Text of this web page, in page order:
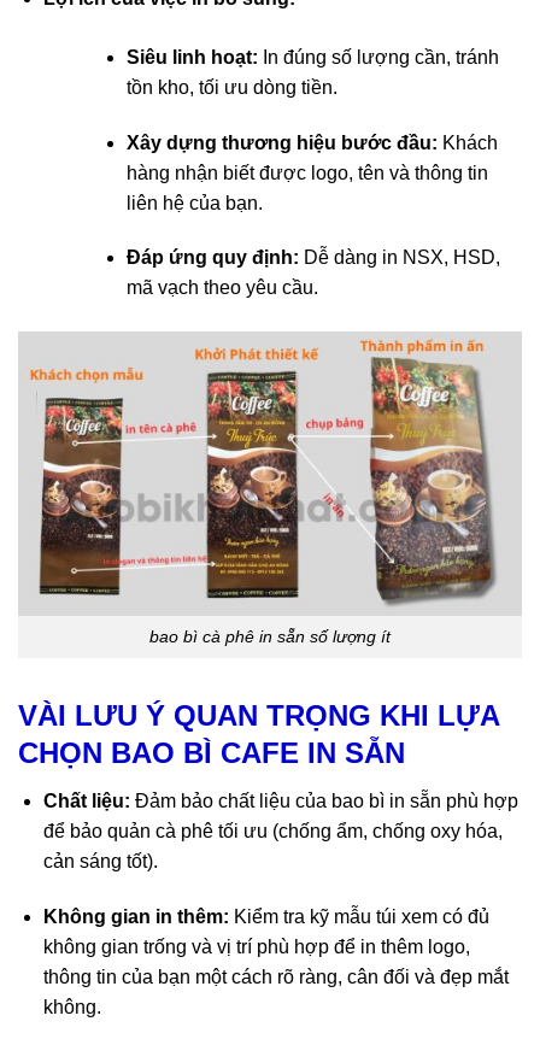
Siêu linh hoạt: In đúng số lượng cần, tránh
tồn kho, tối ưu dòng tiền.
Xây dựng thương hiệu bước đầu: Khách
hàng nhận biết được logo, tên và thông tin
liên hệ của bạn.
Đáp ứng quy định: Dễ dàng in NSX, HSD,
mã vạch theo yêu cầu.
bao bì cà phê in sẵn số lượng ít
VÀI LƯU Ý QUAN TRỌNG KHI LỰA
CHỌN BAO BÌ CAFE IN SẴN
Chất liệu: Đảm bảo chất liệu của bao bì in sẵn phù hợp
để bảo quản cà phê tối ưu (chống ẩm, chống oxy hóa,
cản sáng tốt).
Không gian in thêm: Kiểm tra kỹ mẫu túi xem có đủ
không gian trống và vị trí phù hợp để in thêm logo,
thông tin của bạn một cách rõ ràng, cân đối và đẹp mắt
không.